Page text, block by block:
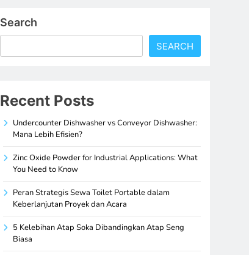
Search
SEARCH
Recent Posts
Undercounter Dishwasher vs Conveyor Dishwasher:
Mana Lebih Efisien?
Zinc Oxide Powder for Industrial Applications: What
You Need to Know
Peran Strategis Sewa Toilet Portable dalam
Keberlanjutan Proyek dan Acara
5 Kelebihan Atap Soka Dibandingkan Atap Seng
Biasa